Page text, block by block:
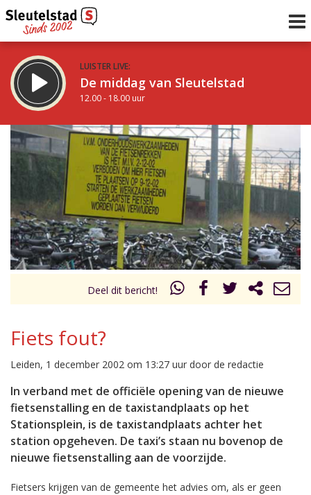
LUISTER LIVE:
De middag van Sleutelstad
12.00 - 18.00 uur
STRAKS:
De avond van Sleutelstad
18.00 - 19.00 uur
Vorig uur
uur 1 van 0 Volgend uur
Inklappen
Deel dit bericht!
Fiets fout?
Leiden, 1 december 2002 om 13:27 uur door de redactie
In verband met de officiële opening van de nieuwe
fietsenstalling en de taxistandplaats op het
Stationsplein, is de taxistandplaats achter het
station opgeheven. De taxi’s staan nu bovenop de
nieuwe fietsenstalling aan de voorzijde.
Fietsers krijgen van de gemeente het advies om, als er geen